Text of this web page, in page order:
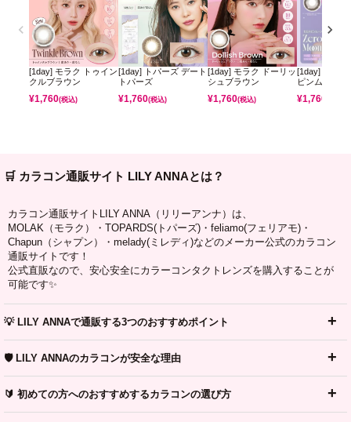
[1day] モラク トゥイン
クルブラウン
¥1,760(税込)
[1day] トパーズ デート
トパーズ
¥1,760(税込)
[1day] モラク ドーリッ
シュブラウン
¥1,760(税込)
[1day] ミレデ
ピンムーン
¥1,760
🛒 カラコン通販サイト LILY ANNAとは？
カラコン通販サイトLILY ANNA（リリーアンナ）は、
MOLAK（モラク）・TOPARDS(トパーズ)・feliamo(フェリアモ)・
Chapun（シャプン）・melady(ミレディ)などのメーカー公式のカラコン
通販サイトです！
公式直販なので、安心安全にカラーコンタクトレンズを購入することが
可能です✨
💡 LILY ANNAで通販する3つのおすすめポイント
🛡️ LILY ANNAのカラコンが安全な理由
🔰 初めての方へのおすすめするカラコンの選び方